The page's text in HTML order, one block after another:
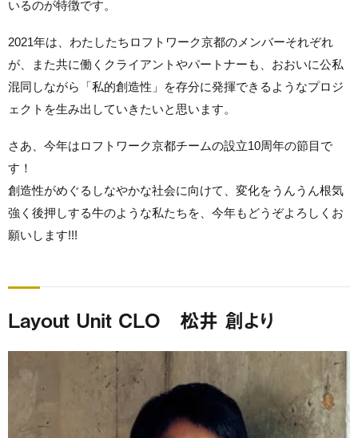
いるのが特徴です。
2021年は、わたしたちロフトワーク京都のメンバーそれぞれ
が、また共に働くクライアントやパートナーも、おおいに公私
混同しながら「私的創造性」を存分に発揮できるようなプロジ
ェクトを生み出していきたいと思います。
さあ、今年はロフトワーク京都チームの設立10周年の節目で
す！
創造性がめぐるしなやかな社会に向けて、変化をうんうん根気
強く後押しする牛のような私たちを、今年もどうぞよろしくお
願いします!!!
Layout Unit CLO 松井 創より